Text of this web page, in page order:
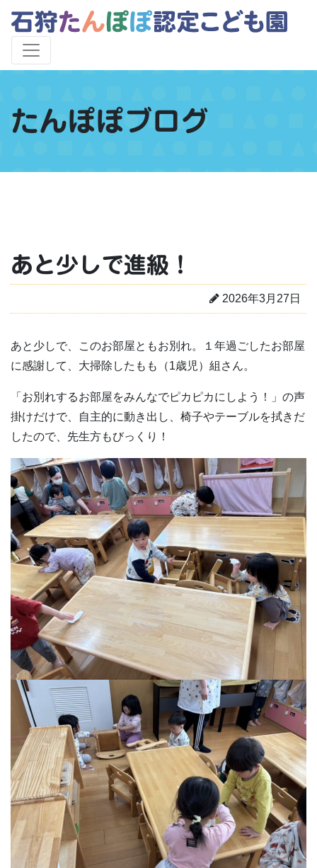
たんぽぽブログ
あと少しで進級！
2026年3月27日
あと少しで、このお部屋ともお別れ。１年過ごしたお部屋
に感謝して、大掃除したもも（1歳児）組さん。
「お別れするお部屋をみんなでピカピカにしよう！」の声
掛けだけで、自主的に動き出し、椅子やテーブルを拭きだ
したので、先生方もびっくり！